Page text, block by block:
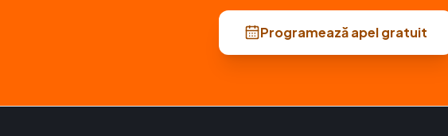
Programează apel gratuit